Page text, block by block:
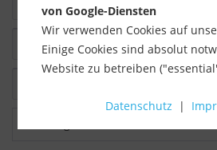
von Google-Diensten
Wir verwenden Cookies auf
Einige Cookies sind absolut
Website zu betreiben
Verwendung zustimmen (z. B.
Datenschutz |